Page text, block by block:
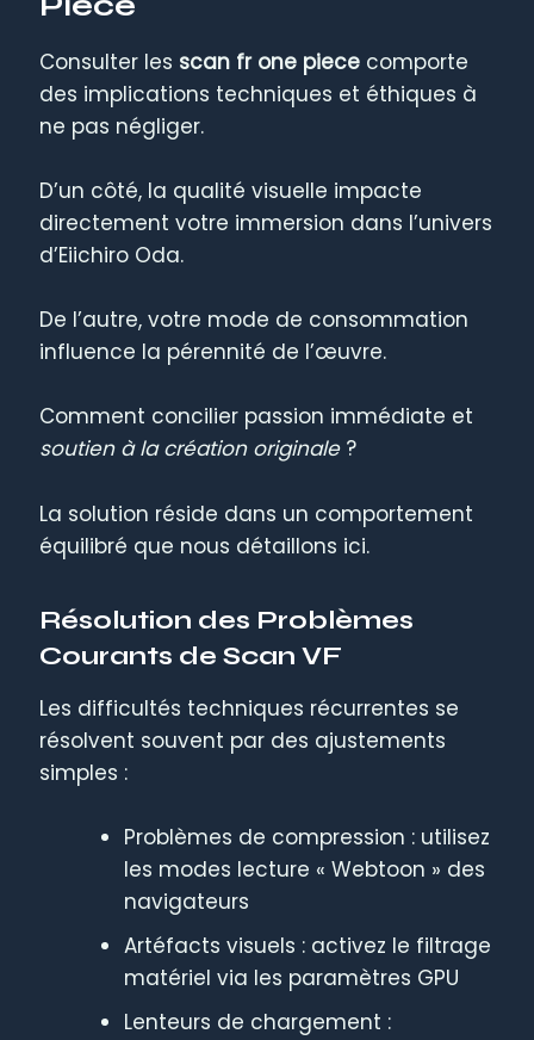
Consulter les scan fr one piece comporte
des implications techniques et éthiques à
ne pas négliger.
D’un côté, la qualité visuelle impacte
directement votre immersion dans l’univers
d’Eiichiro Oda.
De l’autre, votre mode de consommation
influence la pérennité de l’œuvre.
Comment concilier passion immédiate et
soutien à la création originale?
La solution réside dans un comportement
équilibré que nous détaillons ici.
Résolution des Problèmes
Courants de Scan VF
Les difficultés techniques récurrentes se
résolvent souvent par des ajustements
simples :
Problèmes de compression : utilisez
les modes lecture « Webtoon » des
navigateurs
Artéfacts visuels : activez le filtrage
matériel via les paramètres GPU
Lenteurs de chargement :